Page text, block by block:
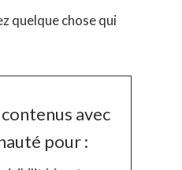
quelque chose qui
avec
pour :